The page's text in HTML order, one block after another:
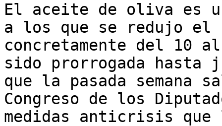
El aceite de oliva es
a los que se redujo el
concretamente del 10
sido prorrogada hasta
que la pasada semana
Congreso de los
medidas anticrisis